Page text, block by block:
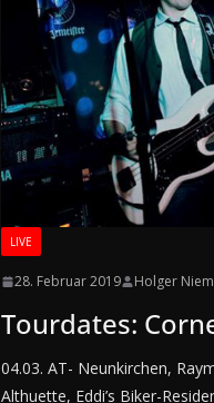
LIVE
28. Februar 2019 Holger
Tourdates:
04.03. AT- Neunkirchen,
Althuette, Eddi’s Biker-